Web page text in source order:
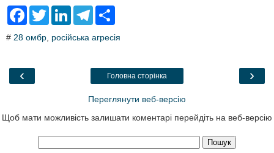
F
e
o
T
L
k
T
e
a
r
# 28 омбр, російська агресія
‹ ›
Головна сторінка
Переглянути веб-версію
Щоб мати можливість залишати коментарі перейдіть на веб-версію